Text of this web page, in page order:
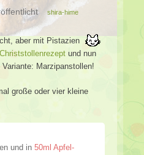
shira-hime
aber mit Pistazien
Christstollenrezept und nun
Marzipanstollen!
große oder vier kleine
und in 50ml Apfel-